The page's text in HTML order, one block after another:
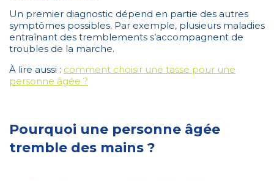
Un premier diagnostic dépend en partie des autres
symptômes possibles. Par exemple, plusieurs maladies
entraînant des tremblements s’accompagnent de
troubles de la marche.
À lire aussi : comment choisir une tasse pour une
personne âgée ?
Pourquoi une personne âgée
tremble des mains ?